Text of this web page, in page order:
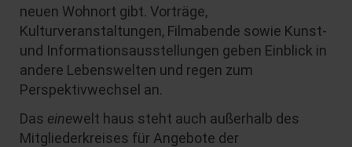
neuen Wohnort gibt. Vorträge,
Kulturveranstaltungen, Filmabende sowie Kunst-
und Informationsausstellungen geben Einblick in
andere Lebenswelten und regen zum
Perspektivwechsel an.
Das einewelt haus steht auch außerhalb des
Mitgliederkreises für Angebote der